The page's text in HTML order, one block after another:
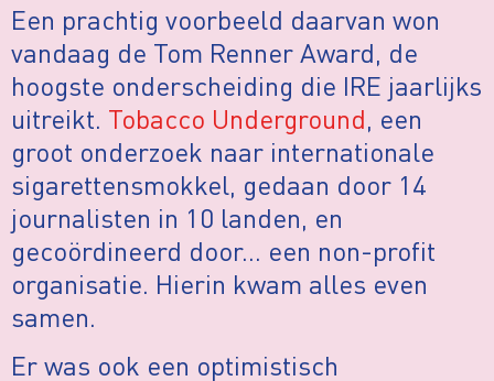
Een prachtig voorbeeld daarvan won
vandaag de Tom Renner Award, de
hoogste onderscheiding die IRE jaarlijks
uitreikt. Tobacco Underground, een
groot onderzoek naar internationale
sigarettensmokkel, gedaan door 14
journalisten in 10 landen, en
gecoördineerd door… een non-profit
organisatie. Hierin kwam alles even
samen.
Er was ook een optimistisch